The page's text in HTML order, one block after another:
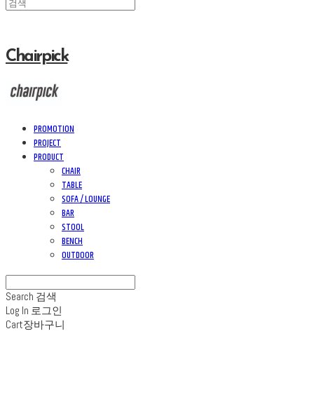
Chairpick
PROMOTION
PROJECT
PRODUCT
CHAIR
TABLE
SOFA / LOUNGE
BAR
STOOL
BENCH
OUTDOOR
Search 검색
Log In 로그인
Cart장바구니